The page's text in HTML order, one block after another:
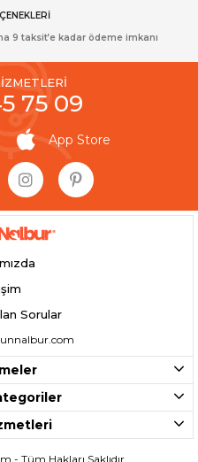
9 taksit’e kadar ödeme imkanı
75 09
App Store
Sorular
Tüm Hakları Saklıdır.